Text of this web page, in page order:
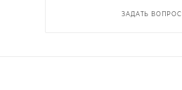
ЗАДАТЬ ВОПРОС